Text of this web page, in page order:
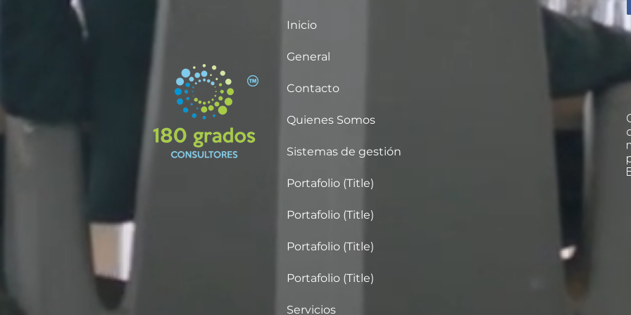
Inicio
General
Contacto
Quienes Somos
Sistemas de gestión
Portafolio (Title)
Portafolio (Title)
Portafolio (Title)
Portafolio (Title)
Servicios